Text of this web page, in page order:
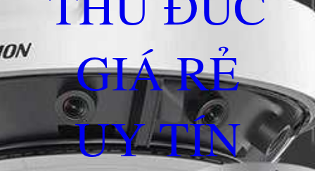
GIÁ RẺ
UY TÍN